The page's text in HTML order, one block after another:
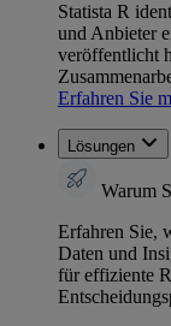
Statista R
und Anbieter
veröffentlicht
Erfahren Sie
Lösungen
Warum
Erfahren Sie,
Daten und
für effiziente